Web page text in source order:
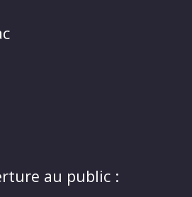
au public :